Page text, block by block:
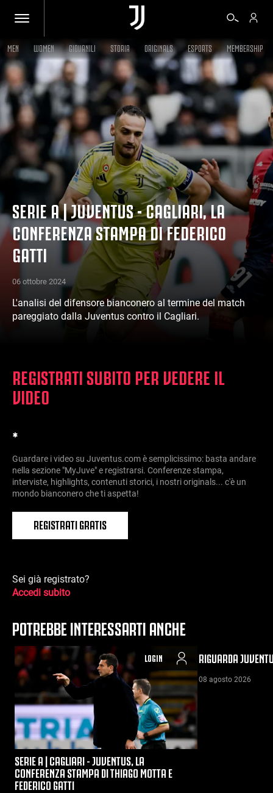
BIGLIETTI
SHOP
BIANCONERI
VIDEO
ALTRO
MEN WOMEN GIOVANILI STORIA ORIGINALS ESPORTS MEMBERSHIP
SERIE A | JUVENTUS - CAGLIARI, LA
CONFERENZA STAMPA DI FEDERICO
GATTI
06 ottobre 2024
L'analisi del difensore bianconero al termine del match
pareggiato dalla Juventus contro il Cagliari.
REGISTRATI SUBITO PER VEDERE IL
VIDEO
*
Guardare i video su Juventus.com è semplicissimo: basta andare
nella sezione "MyJuve" e registrarsi. Conferenze stampa,
interviste, highlights, contenuti storici, i nostri originals... c'è un
mondo bianconero che ti aspetta!
REGISTRATI GRATIS
Sei già registrato?
Accedi subito
POTREBBE INTERESSARTI ANCHE
LOGIN
SERIE A | CAGLIARI - JUVENTUS, LA
CONFERENZA STAMPA DI THIAGO MOTTA E
FEDERICO GATTI
RIGUARDA
08 agosto 2026